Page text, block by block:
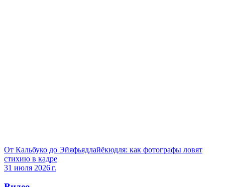
От Кальбуко до Эйяфьядлайёкюдля: как фотографы ловят
стихию в кадре
31 июля 2026 г.